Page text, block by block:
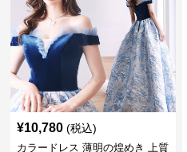
¥10,780 (税込)
カラードレス 薄明の煌めき 上質
オフショルダードレス